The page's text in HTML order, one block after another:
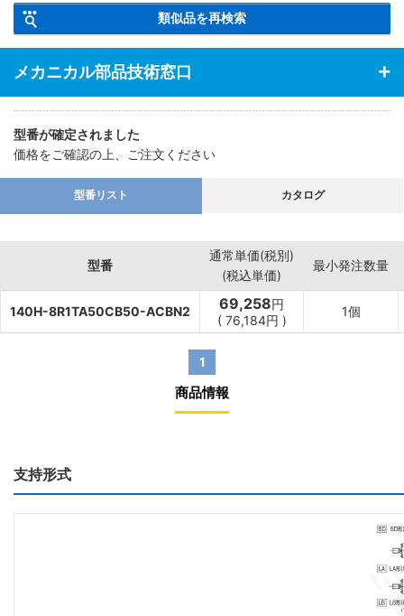
類似品を再検索
メカニカル部品技術窓口
型番が確定されました
価格をご確認の上、ご注文ください
型番リスト カタログ
型番
通常単価(税別)
(税込単価)
最小発注数量
140H-8R1TA50CB50-ACBN2 69,258円
( 76,184円 )
1個
1
商品情報
支持形式